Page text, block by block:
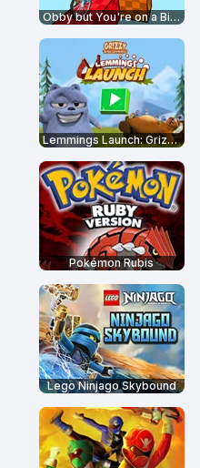
Obby but You're on a Bike
Lemmings Launch: Grizzy & The Lemmings
Pokémon Rubis
Lego Ninjago Skybound